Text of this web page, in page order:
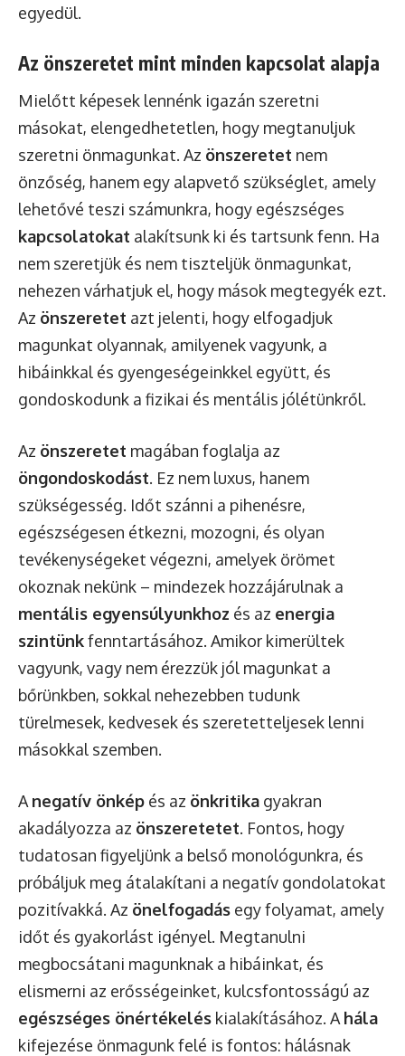
egyedül.
Az önszeretet mint minden kapcsolat alapja
Mielőtt képesek lennénk igazán szeretni
másokat, elengedhetetlen, hogy megtanuljuk
szeretni önmagunkat. Az önszeretet nem
önzőség, hanem egy alapvető szükséglet, amely
lehetővé teszi számunkra, hogy egészséges
kapcsolatokat alakítsunk ki és tartsunk fenn. Ha
nem szeretjük és nem tiszteljük önmagunkat,
nehezen várhatjuk el, hogy mások megtegyék ezt.
Az önszeretet azt jelenti, hogy elfogadjuk
magunkat olyannak, amilyenek vagyunk, a
hibáinkkal és gyengeségeinkkel együtt, és
gondoskodunk a fizikai és mentális jólétünkről.
Az önszeretet magában foglalja az
öngondoskodást. Ez nem luxus, hanem
szükségesség. Időt szánni a pihenésre,
egészségesen étkezni, mozogni, és olyan
tevékenységeket végezni, amelyek örömet
okoznak nekünk – mindezek hozzájárulnak a
mentális egyensúlyunkhoz és az energia
szintünkfenntartásához. Amikor kimerültek
vagyunk, vagy nem érezzük jól magunkat a
bőrünkben, sokkal nehezebben tudunk
türelmesek, kedvesek és szeretetteljesek lenni
másokkal szemben.
A negatív önkép és az önkritika gyakran
akadályozza az önszeretetet. Fontos, hogy
tudatosan figyeljünk a belső monológunkra, és
próbáljuk meg átalakítani a negatív gondolatokat
pozitívakká. Az önelfogadás egy folyamat, amely
időt és gyakorlást igényel. Megtanulni
megbocsátani magunknak a hibáinkat, és
elismerni az erősségeinket, kulcsfontosságú az
egészséges önértékelés kialakításához. A hála
kifejezése önmagunk felé is fontos: hálásnak